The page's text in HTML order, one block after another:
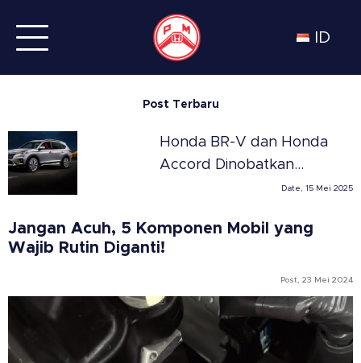
ID
Jangan Acuh, 5 Komponen Mobil yang
Wajib Rutin Diganti!
Post, 23 Mei 2024
Post Terbaru
Honda BR-V dan Honda
Accord Dinobatkan
Sebagai SUV dan Sedan
Meksiko versi Automovil
Panamericano
Date, 15 Mei 2025